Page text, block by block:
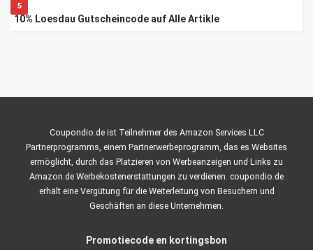
5
10% Loesdau Gutscheincode auf Alle Artikle
Coupondio.de ist Teilnehmer des Amazon Services LLC
Partnerprogramms, einem Partnerwerbeprogramm, das es Websites
ermöglicht, durch das Platzieren von Werbeanzeigen und Links zu
Amazon.de Werbekostenerstattungen zu verdienen. coupondio.de
erhält eine Vergütung für die Weiterleitung von Besuchern und
Geschäften an diese Unternehmen.
Promotiecode en kortingsbon